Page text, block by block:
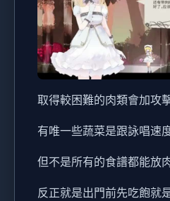
取得較困難的肉類會加攻
有唯一些蔬菜是跟詠唱速
但不是所有的食譜都能放
反正就是出門前先吃飽就